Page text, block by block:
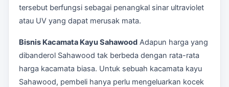
tersebut berfungsi sebagai penangkal sinar ultraviolet
atau UV yang dapat merusak mata.
Bisnis Kacamata Kayu Sahawood Adapun harga yang
dibanderol Sahawood tak berbeda dengan rata-rata
harga kacamata biasa. Untuk sebuah kacamata kayu
Sahawood, pembeli hanya perlu mengeluarkan kocek